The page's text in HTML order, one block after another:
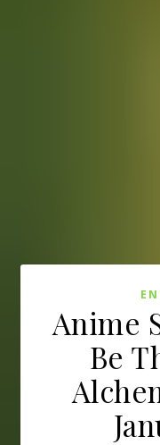
Anime
Be